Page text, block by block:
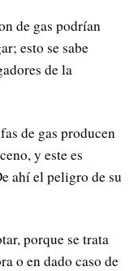
de gas podrían
esto se sabe
de la
de gas producen
y este es
ahí el peligro de su
porque se trata
o en dado caso de